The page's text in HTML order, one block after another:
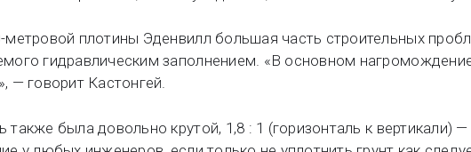
метровой плотины Эденвилл большая часть строительных
гидравлическим заполнением. «В основном
— говорит Кастонгей.
также была довольно крутой, 1,8 : 1 (горизонталь к вертикали)